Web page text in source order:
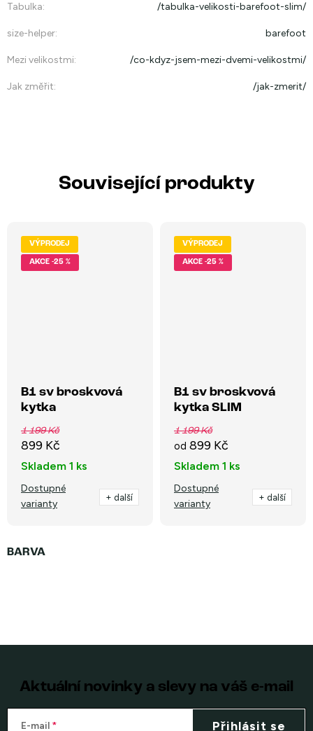
Tabulka: /tabulka-velikosti-barefoot-slim/
size-helper: barefoot
Mezi velikostmi: /co-kdyz-jsem-mezi-dvemi-velikostmi/
Jak změřit: /jak-zmerit/
Související produkty
VÝPRODEJ
-25 %
B1 sv broskvová
kytka
1 199 Kč
899 Kč
Skladem 1 ks
Dostupné
varianty
+ další
VÝPRODEJ
-25 %
B1 sv broskvová
kytka SLIM
1 199 Kč
od 899 Kč
Skladem 1 ks
Dostupné
varianty
+ další
Aktuální novinky a slevy na váš e-mail
E-mail Přihlásit se